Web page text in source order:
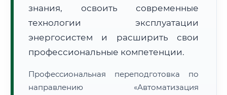
🔍 Нажмите на документ для увеличения и просмотра
знания, освоить современные
технологии эксплуатации
энергосистем и расширить свои
профессиональные компетенции.
Профессиональная переподготовка по
направлению «Автоматизация